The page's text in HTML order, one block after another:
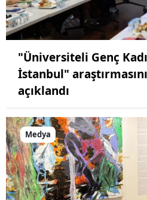
"Üniversiteli Genç
İstanbul"
açıklandı
Medya